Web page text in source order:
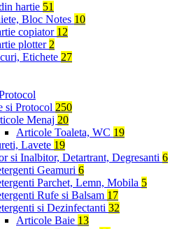
hartie 51
Bloc Notes 10
copiator 12
plotter 2
Etichete 27
si Protocol 250
Menaj 20
Articole Toaleta, WC 19
Lavete 19
si Inalbitor, Detartrant, Degresanti 6
Geamuri 6
Parchet, Lemn, Mobila 5
Rufe si Balsam 17
si Dezinfectanti 32
Articole Baie 13